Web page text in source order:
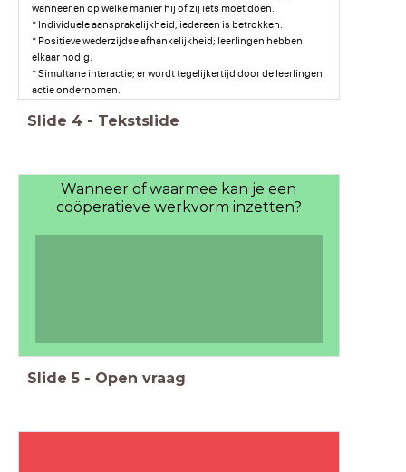
wanneer en op welke manier hij of zij iets moet doen.
* Individuele aansprakelijkheid; iedereen is betrokken.
* Positieve wederzijdse afhankelijkheid; leerlingen hebben
elkaar nodig.
* Simultane interactie; er wordt tegelijkertijd door de leerlingen
actie ondernomen.
Slide 4 - Tekstslide
Wanneer of waarmee kan je een
coöperatieve werkvorm inzetten?
Slide 5 - Open vraag